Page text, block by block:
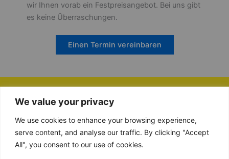
We value your privacy
We use cookies to enhance your browsing experience,
serve content, and analyse our traffic. By clicking "Accept
All", you consent to our use of cookies.
wir Ihnen vorab ein Festpreisangebot. Bei uns gibt
es keine Überraschungen.
Einen Termin vereinbaren
Umsatzsteuer-ID: NL865134364B01
Handelsregisternummer (KvK): 89855140
+31852129605
contact@be-efficient.net